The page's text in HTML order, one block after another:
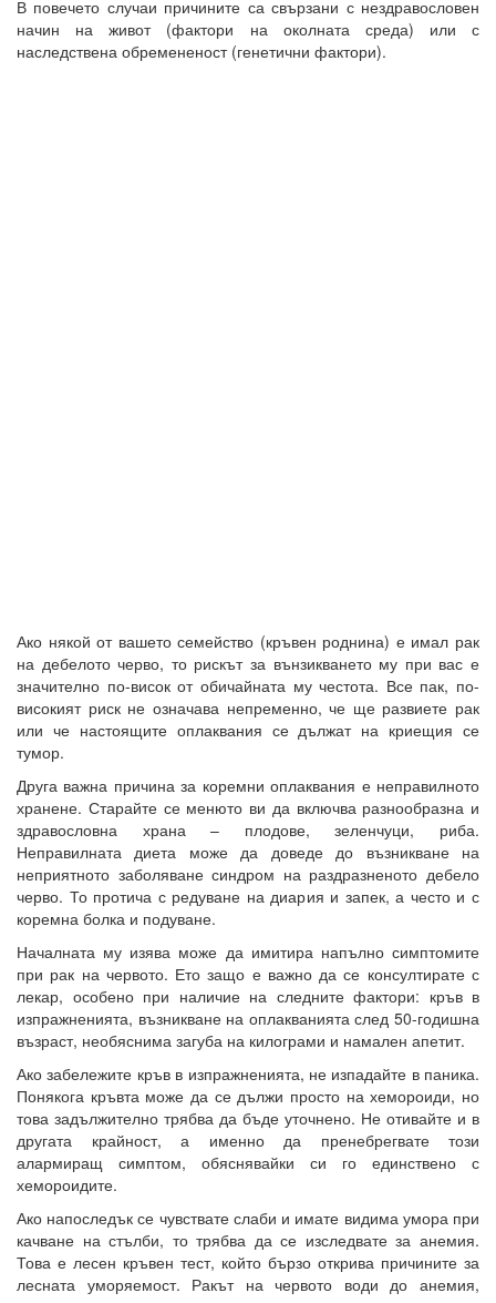
В повечето случаи причините са свързани с нездравословен
начин на живот (фактори на околната среда) или с
наследствена обремененост (генетични фактори).
Ако някой от вашето семейство (кръвен роднина) е имал рак
на дебелото черво, то рискът за вънзикването му при вас е
значително по-висок от обичайната му честота. Все пак, по-
високият риск не означава непременно, че ще развиете рак
или че настоящите оплаквания се дължат на криещия се
тумор.
Друга важна причина за коремни оплаквания е неправилното
хранене. Старайте се менюто ви да включва разнообразна и
здравословна храна – плодове, зеленчуци, риба.
Неправилната диета може да доведе до възникване на
неприятното заболяване синдром на раздразненото дебело
черво. То протича с редуване на диария и запек, а често и с
коремна болка и подуване.
Началната му изява може да имитира напълно симптомите
при рак на червото. Ето защо е важно да се консултирате с
лекар, особено при наличие на следните фактори: кръв в
изпражненията, възникване на оплакванията след 50-годишна
възраст, необяснима загуба на килограми и намален апетит.
Ако забележите кръв в изпражненията, не изпадайте в паника.
Понякога кръвта може да се дължи просто на хемороиди, но
това задължително трябва да бъде уточнено. Не отивайте и в
другата крайност, а именно да пренебрегвате този
алармиращ симптом, обяснявайки си го единствено с
хемороидите.
Ако напоследък се чувствате слаби и имате видима умора при
качване на стълби, то трябва да се изследвате за анемия.
Това е лесен кръвен тест, който бързо открива причините за
лесната уморяемост. Ракът на червото води до анемия,